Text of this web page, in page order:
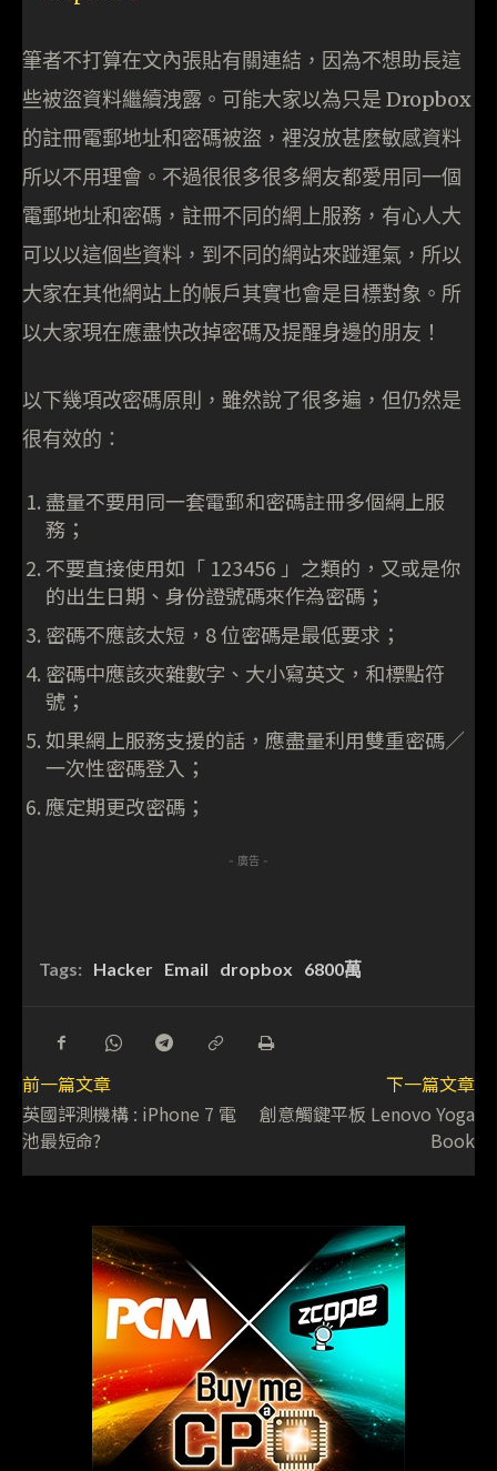
筆者不打算在文內張貼有關連結，因為不想助長這
些被盜資料繼續洩露。可能大家以為只是 Dropbox
的註冊電郵地址和密碼被盜，裡沒放甚麼敏感資料
所以不用理會。不過很很多很多網友都愛用同一個
電郵地址和密碼，註冊不同的網上服務，有心人大
可以以這個些資料，到不同的網站來踫運氣，所以
大家在其他網站上的帳戶其實也會是目標對象。所
以大家現在應盡快改掉密碼及提醒身邊的朋友！
以下幾項改密碼原則，雖然說了很多遍，但仍然是
很有效的：
盡量不要用同一套電郵和密碼註冊多個網上服
務；
不要直接使用如「 123456 」之類的，又或是你
的出生日期、身份證號碼來作為密碼；
密碼不應該太短，8 位密碼是最低要求；
密碼中應該夾雜數字、大小寫英文，和標點符
號；
如果網上服務支援的話，應盡量利用雙重密碼／
一次性密碼登入；
應定期更改密碼；
- 廣告 -
Tags: Hacker Email dropbox 6800萬
前一篇文章
英國評測機構 : iPhone 7 電
池最短命?
下一篇文章
創意觸鍵平板 Lenovo Yoga
Book